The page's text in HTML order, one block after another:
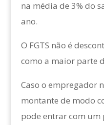
na média de 3% do
ano.
O FGTS não é
como a maior parte
Caso o empregador
montante de modo
pode entrar com um